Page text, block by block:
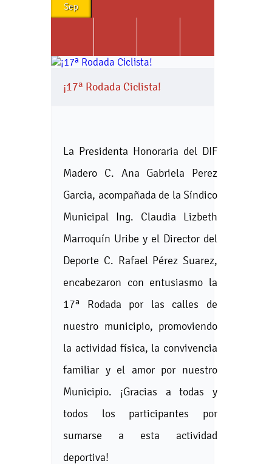
Sep
¡17ª Rodada Ciclista!
La Presidenta Honoraria del DIF
Madero C. Ana Gabriela Perez
Garcia, acompañada de la Síndico
Municipal Ing. Claudia Lizbeth
Marroquín Uribe y el Director del
Deporte C. Rafael Pérez Suarez,
encabezaron con entusiasmo la
17ª Rodada por las calles de
nuestro municipio, promoviendo
la actividad física, la convivencia
familiar y el amor por nuestro
Municipio. ¡Gracias a todas y
todos los participantes por
sumarse a esta actividad
deportiva!